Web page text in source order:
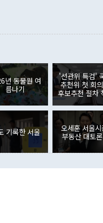
하는 게 과연 한반도의 평화와
후 브리핑에서 정 장관이 언
디보스토크에서 열리는 '동
(참석을) 검토하고 있다"고
의 몫"이라며 "아직 거기까
이날 소개한 대북 구상과 설
제가 있다. 특히 주적 표현
담 추진 등은 통일부 장관이
오고 있다. 이 대통령은 정
에 발표했다고 승인난 건 아
"정 장관의 발언 내용은 대부
안이 아닌 정 장관의 개인적
부의 공식 정책이 아닌 사안
에서 '국군통수권자가 나서
산권사용료수지는 전월 흑자
득수지는 배당소득을 중심
난 데다 전월 분기배당에
억9000만달러)을 넘어선 것
억1000만달러, 외국인의
권투자에서는 외국인의 국내
투자는 차익실현 매도 등의
억5000만달러)에 이어 역
국내 채권투자는 세계국채
영향으로 증가 폭이 줄어든
증권투자는 주식을 중심으
년 동물원 여
름나기
'선관위 특검'
추천위 첫 회
후보추천 절차
기록한 서울
오세훈 서울
부동산 대토